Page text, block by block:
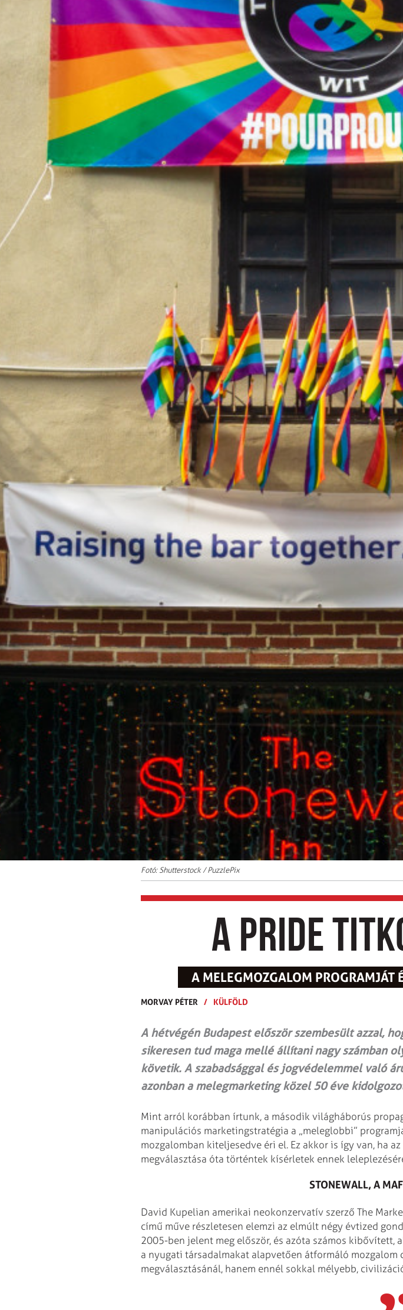
Fotó: Shutterstock / PuzzlePix
A Pride
A MELEGMOZGALOM PROGRAMJÁT
MORVAY PÉTER / KÜLFÖLD
A hétvégén Budapest először szembesült azzal,
sikeresen tud maga mellé állítani nagy számban
követik. A szabadsággal és jogvédelemmel való
azonban a melegmarketing közel 50 éve
Mint arról korábban írtunk, a második világháborús
manipulációs marketingstratégia a „meleglobbi”
mozgalomban kiteljesedve éri el. Ez akkor is így van, ha
megválasztása óta történtek kísérletek ennek
STONEWALL, A
David Kupelian amerikai neokonzervatív szerző The
című műve részletesen elemzi az elmúlt négy évtized
2005-ben jelent meg először, és azóta számos
a nyugati társadalmakat alapvetően átformáló mozgalom
megválasztásánál, hanem ennél sokkal mélyebb,